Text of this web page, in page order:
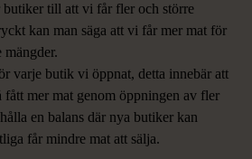
butiker till att vi får fler och större
kan man säga att vi får mer mat för
mängder.
varje butik vi öppnat, detta innebär att
mer mat genom öppningen av fler
en balans där nya butiker kan
får mindre mat att sälja.